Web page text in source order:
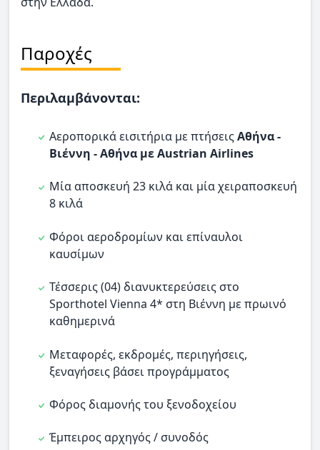
Παροχές
Περιλαμβάνονται:
Αεροπορικά εισιτήρια με πτήσειςΑθήνα -
Βιέννη - Αθήνα με Austrian Airlines
Μία αποσκευή 23 κιλά και μία χειραποσκευή
8 κιλά
Φόροι αεροδρομίων και επίναυλοι
καυσίμων
Τέσσερις (04) διανυκτερεύσεις στο
Sporthotel Vienna 4* στη Βιέννη με πρωινό
καθημερινά
Μεταφορές, εκδρομές, περιηγήσεις,
ξεναγήσεις βάσει προγράμματος
Φόρος διαμονής του ξενοδοχείου
Έμπειρος αρχηγός / συνοδός